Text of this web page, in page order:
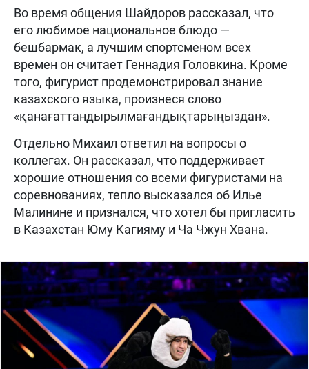
Во время общения Шайдоров рассказал, что
его любимое национальное блюдо —
бешбармак, а лучшим спортсменом всех
времен он считает Геннадия Головкина. Кроме
того, фигурист продемонстрировал знание
казахского языка, произнеся слово
«қанағаттандырылмағандықтарыңыздан».
Отдельно Михаил ответил на вопросы о
коллегах. Он рассказал, что поддерживает
хорошие отношения со всеми фигуристами на
соревнованиях, тепло высказался об Илье
Малинине и признался, что хотел бы пригласить
в Казахстан Юму Кагияму и Ча Чжун Хвана.